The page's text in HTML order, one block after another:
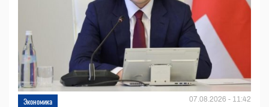
Экономика 07.08.2026 - 11:42